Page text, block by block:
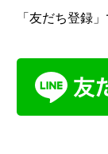
「友だち登録